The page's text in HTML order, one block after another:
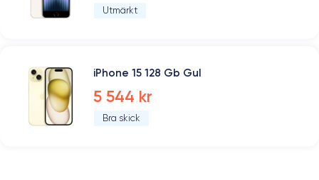
Utmärkt
iPhone 15 128 Gb Gul
5 544 kr
Bra skick